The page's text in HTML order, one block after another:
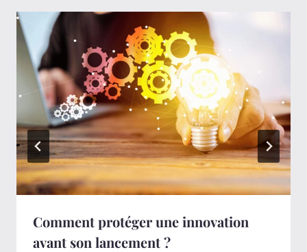
Comment protéger une innovation
avant son lancement ?